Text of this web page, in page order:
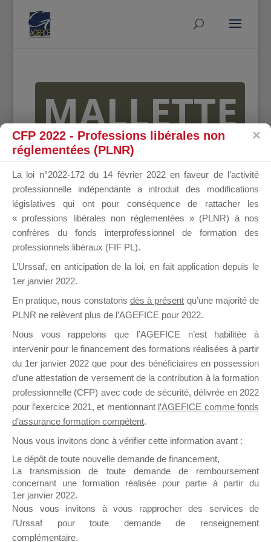
MALLETTE
DU
DIRIGEANT
Groupe Public
Ce groupe est destiné aux Organismes de
Propositions Mallette du Dirigeant.
Ce groupe propose un forum dédié au support
sur lequel il est possible de laisser un message
NB : Il est nécessaire d’êtreinscrit(e) pour
pouvoir rejoindre ce groupe
CFP 2022 - Professions libérales non
réglementées (PLNR)
La loi n°2022-172 du 14 février 2022 en faveur de l’activité
professionnelle indépendante a introduit des modifications
législatives qui ont pour conséquence de rattacher les
« professions libérales non réglementées » (PLNR) à nos
confrères du fonds interprofessionnel de formation des
professionnels libéraux (FIF PL).
L’Urssaf, en anticipation de la loi, en fait application depuis le
1er janvier 2022.
En pratique, nous constatons dès à présent qu’une majorité de
PLNR ne relèvent plus de l’AGEFICE pour 2022.
Nous vous rappelons que l’AGEFICE n’est habilitée à
intervenir pour le financement des formations réalisées à partir
du 1er janvier 2022 que pour des bénéficiaires en possession
d’une attestation de versement de la contribution à la formation
professionnelle (CFP) avec code de sécurité, délivrée en 2022
pour l’exercice 2021, et mentionnant l’AGEFICE comme fonds
d’assurance formation compétent.
Nous vous invitons donc à vérifier cette information avant :
Le dépôt de toute nouvelle demande de financement,
La transmission de toute demande de remboursement
concernant une formation réalisée pour partie à partir du
1er janvier 2022.
Nous vous invitons à vous rapprocher des services de
l’Urssaf pour toute demande de renseignement
complémentaire.